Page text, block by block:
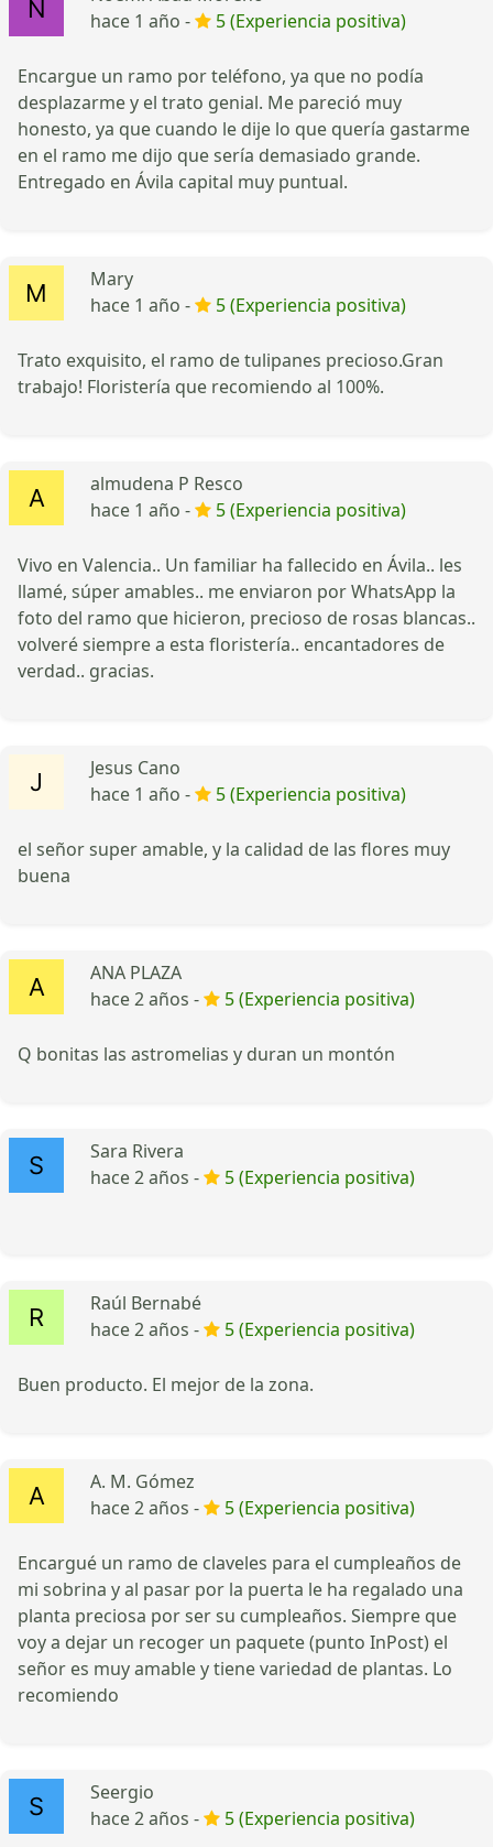
hace 1 año -
5 (Experiencia positiva)
Encargue un ramo por teléfono, ya que no podía
desplazarme y el trato genial. Me pareció muy
honesto, ya que cuando le dije lo que quería gastarme
en el ramo me dijo que sería demasiado grande.
Entregado en Ávila capital muy puntual.
Mary
hace 1 año -
5 (Experiencia positiva)
Trato exquisito, el ramo de tulipanes precioso.Gran
trabajo! Floristería que recomiendo al 100%.
almudena P Resco
hace 1 año -
5 (Experiencia positiva)
Vivo en Valencia.. Un familiar ha fallecido en Ávila.. les
llamé, súper amables.. me enviaron por WhatsApp la
foto del ramo que hicieron, precioso de rosas blancas..
volveré siempre a esta floristería.. encantadores de
verdad.. gracias.
Jesus Cano
hace 1 año -
5 (Experiencia positiva)
el señor super amable, y la calidad de las flores muy
buena
ANA PLAZA
hace 2 años -
5 (Experiencia positiva)
Q bonitas las astromelias y duran un montón
Sara Rivera
hace 2 años -
5 (Experiencia positiva)
Raúl Bernabé
hace 2 años -
5 (Experiencia positiva)
Buen producto. El mejor de la zona.
A. M. Gómez
hace 2 años -
5 (Experiencia positiva)
Encargué un ramo de claveles para el cumpleaños de
mi sobrina y al pasar por la puerta le ha regalado una
planta preciosa por ser su cumpleaños. Siempre que
voy a dejar un recoger un paquete (punto InPost) el
señor es muy amable y tiene variedad de plantas. Lo
recomiendo
Seergio
hace 2 años -
5 (Experiencia positiva)